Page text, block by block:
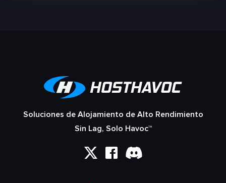
Soluciones de Alojamiento de Alto Rendimiento
Sin Lag, Solo Havoc™